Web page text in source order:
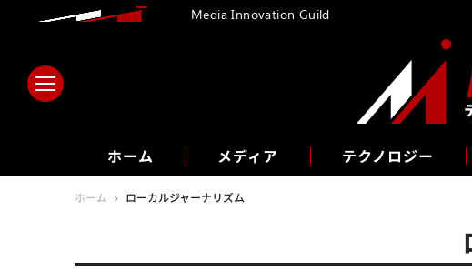
ホーム メディア テクノロジー
ホーム › ローカルジャーナリズム
Media Innovation Guild